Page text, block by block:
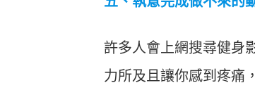
許多人會上網搜尋健身
力所及且讓你感到疼痛